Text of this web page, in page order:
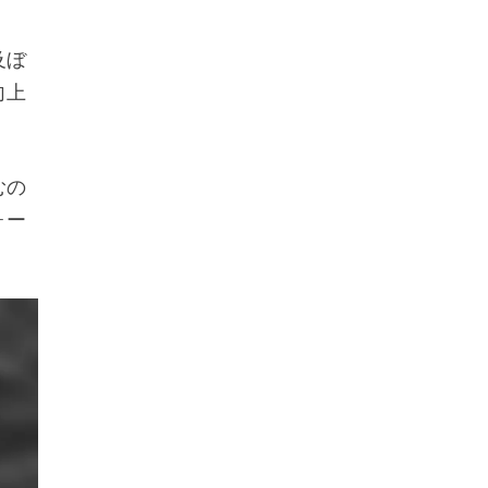
ぼ
上
の
ー